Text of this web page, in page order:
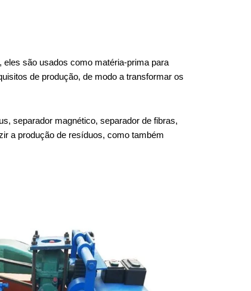
são usados como matéria-prima para
de produção, de modo a transformar os
separador magnético, separador de fibras,
a produção de resíduos, como também